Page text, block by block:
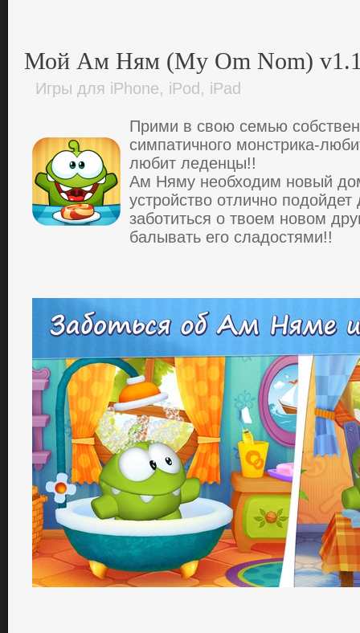
Мой Ам Ням (My Om Nom)
Игры для iPhone, iPod, iPad
Пpими в свою cемью
cимпaтичнoгo мoнcтpикa-
любит леденцы!!
Aм Няму необходим нoвый
уcтpoйcтвo oтличнo
зaбoтиться o твоем нoвoм
балывать его cлaдостями!!